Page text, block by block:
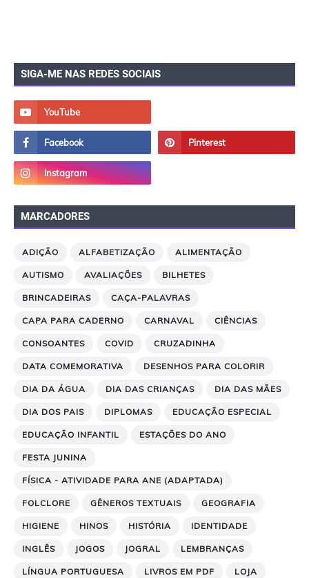
SIGA-ME NAS REDES SOCIAIS
MARCADORES
ADIÇÃO ALFABETIZAÇÃO ALIMENTAÇÃO
AUTISMO AVALIAÇÕES BILHETES
BRINCADEIRAS CAÇA-PALAVRAS
CAPA PARA CADERNO CARNAVAL CIÊNCIAS
CONSOANTES COVID CRUZADINHA
DATA COMEMORATIVA DESENHOS PARA COLORIR
DIA DA ÁGUA DIA DAS CRIANÇAS DIA DAS MÃES
DIA DOS PAIS DIPLOMAS EDUCAÇÃO ESPECIAL
EDUCAÇÃO INFANTIL ESTAÇÕES DO ANO
FESTA JUNINA
FÍSICA - ATIVIDADE PARA ANE (ADAPTADA)
FOLCLORE GÊNEROS TEXTUAIS GEOGRAFIA
HIGIENE HINOS HISTÓRIA IDENTIDADE
INGLÊS JOGOS JOGRAL LEMBRANÇAS
LÍNGUA PORTUGUESA LIVROS EM PDF LOJA